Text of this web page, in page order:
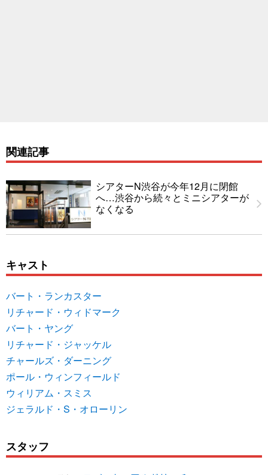
関連記事
シアターN渋谷が今年12月に閉館
へ…渋谷から続々とミニシアターが
なくなる
キャスト
バート・ランカスター
リチャード・ウィドマーク
バート・ヤング
リチャード・ジャッケル
チャールズ・ダーニング
ポール・ウィンフィールド
ウィリアム・スミス
ジェラルド・S・オローリン
スタッフ